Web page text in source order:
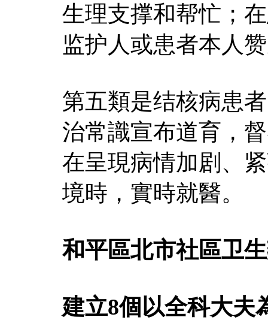
生理支撑和帮忙；
监护人或患者本人
第五類是结核病患
治常識宣布道育，
在呈現病情加剧、
境時，實時就醫。
和平區北市社區卫
建立8個以全科大夫